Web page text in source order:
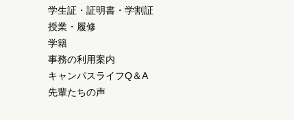
学生証・証明書・学割証
授業・履修
学籍
事務の利用案内
キャンパスライフQ＆A
先輩たちの声